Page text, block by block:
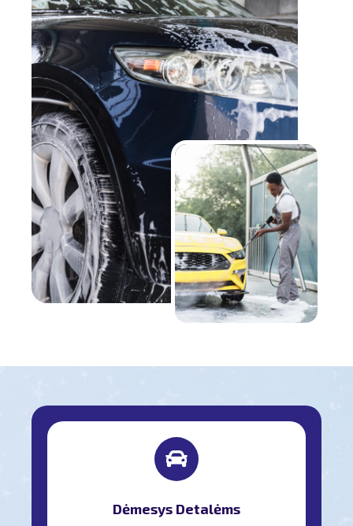
Dėmesys Detalėms